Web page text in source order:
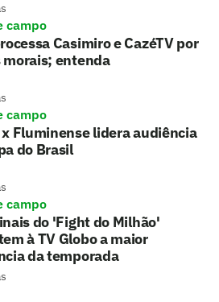
campo
Casimiro e CazéTV por
morais; entenda
campo
x Fluminense lidera audiência
do Brasil
campo
do 'Fight do Milhão'
à TV Globo a maior
da temporada